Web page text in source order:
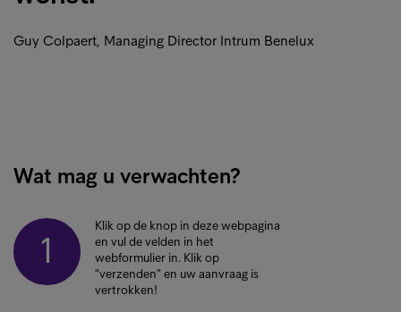
Guy Colpaert, Managing Director Intrum Benelux
Wat mag u verwachten?
1
Klik op de knop in deze webpagina
en vul de velden in het
webformulier in. Klik op
"verzenden" en uw aanvraag is
vertrokken!